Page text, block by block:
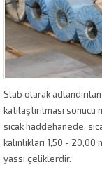
Slab olarak
katılaştırılması
sıcak haddehanede,
kalınlıkları 1,50 -
yassı çeliklerdir.